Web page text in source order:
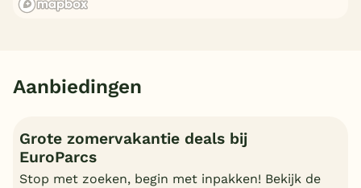
Aanbiedingen
Grote zomervakantie deals bij
EuroParcs
Stop met zoeken, begin met inpakken! Bekijk de